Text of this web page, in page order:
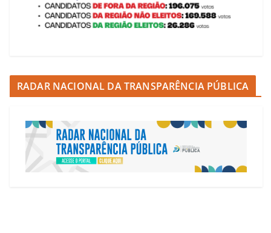
RADAR NACIONAL DA TRANSPARÊNCIA PÚBLICA